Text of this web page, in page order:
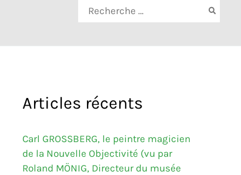
Articles récents
Carl GROSSBERG, le peintre magicien
de la Nouvelle Objectivité (vu par
Roland MÖNIG, Directeur du musée